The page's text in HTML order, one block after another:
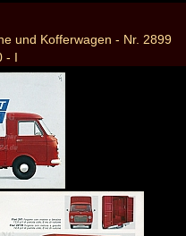
und Kofferwagen - Nr. 2899
- I